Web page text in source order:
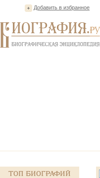
Добавить в избранное
Топ Биографий